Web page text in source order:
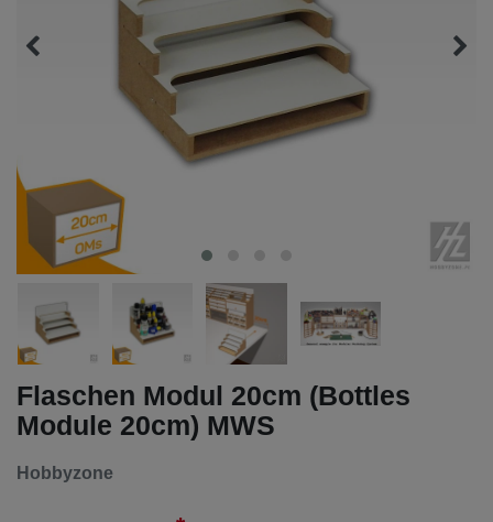
Flaschen Modul 20cm (Bottles
Module 20cm) MWS
Hobbyzone